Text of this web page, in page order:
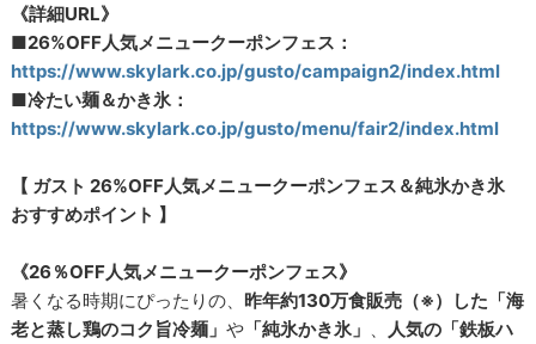
《詳細URL》
■26%OFF人気メニュークーポンフェス：
https://www.skylark.co.jp/gusto/campaign2/index.html
■冷たい麺＆かき氷：
https://www.skylark.co.jp/gusto/menu/fair2/index.html
【 ガスト 26%OFF人気メニュークーポンフェス＆純氷かき氷
おすすめポイント 】
《26％OFF人気メニュークーポンフェス》
暑くなる時期にぴったりの、 昨年約130万食販売（※）した「海
老と蒸し鶏のコク旨冷麺」や 「純氷かき氷」
人気の「鉄板ハ